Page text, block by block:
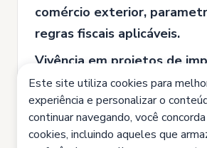
comércio exterior,
regras fiscais aplicáveis.
Vivência em projetos de
integração ou melhorias de
Habilidade de comunicação
técnicas e de negócio.
Este site utiliza cookies para
experiência e personalizar o
continuar navegando, você
cookies, incluindo aqueles que